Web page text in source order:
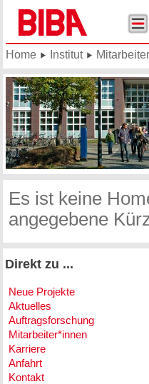
Home Institut
Es ist keine
angegebene
Direkt zu ...
Neue Projekte
Aktuelles
Auftragsforschung
Mitarbeiter*innen
Karriere
Anfahrt
Kontakt